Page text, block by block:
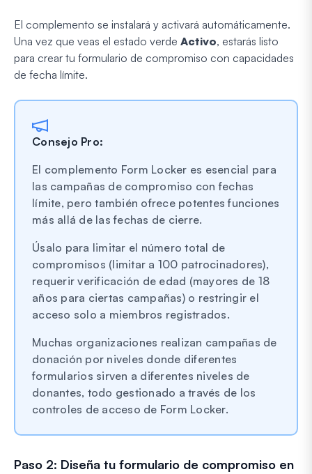
El complemento se instalará y activará automáticamente.
Una vez que veas el estado verde Activo, estarás listo
para crear tu formulario de compromiso con capacidades
de fecha límite.
Consejo Pro:
El complemento Form Locker es esencial para
las campañas de compromiso con fechas
límite, pero también ofrece potentes funciones
más allá de las fechas de cierre.
Úsalo para limitar el número total de
compromisos (limitar a 100 patrocinadores),
requerir verificación de edad (mayores de 18
años para ciertas campañas) o restringir el
acceso solo a miembros registrados.
Muchas organizaciones realizan campañas de
donación por niveles donde diferentes
formularios sirven a diferentes niveles de
donantes, todo gestionado a través de los
controles de acceso de Form Locker.
Paso 2: Diseña tu formulario de compromiso en